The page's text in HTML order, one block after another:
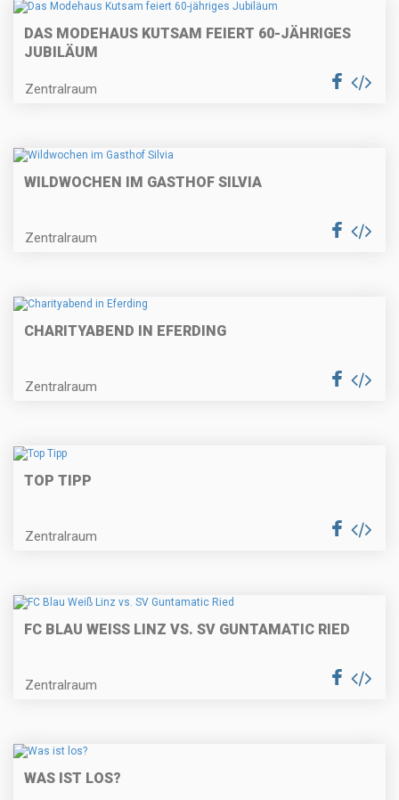
DAS MODEHAUS KUTSAM FEIERT 60-JÄHRIGES
JUBILÄUM
Zentralraum
WILDWOCHEN IM GASTHOF SILVIA
Zentralraum
CHARITYABEND IN EFERDING
Zentralraum
TOP TIPP
Zentralraum
FC BLAU WEISS LINZ VS. SV GUNTAMATIC RIED
Zentralraum
WAS IST LOS?